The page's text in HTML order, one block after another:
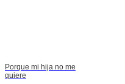
Porque mi hija no me
quiere